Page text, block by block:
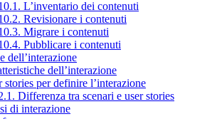
L’inventario dei contenuti
Revisionare i contenuti
Migrare i contenuti
Pubblicare i contenuti
dell’interazione
dell’interazione
stories per definire l’interazione
Differenza tra scenari e user stories
di interazione